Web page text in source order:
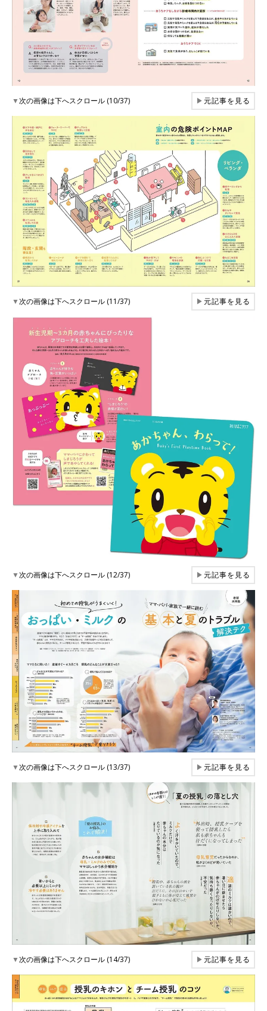
▼次の画像は下へスクロール (10/37) ▶元記事を見る
▼次の画像は下へスクロール (11/37) ▶元記事を見る
▼次の画像は下へスクロール (12/37) ▶元記事を見る
▼次の画像は下へスクロール (13/37) ▶元記事を見る
▼次の画像は下へスクロール (14/37) ▶元記事を見る